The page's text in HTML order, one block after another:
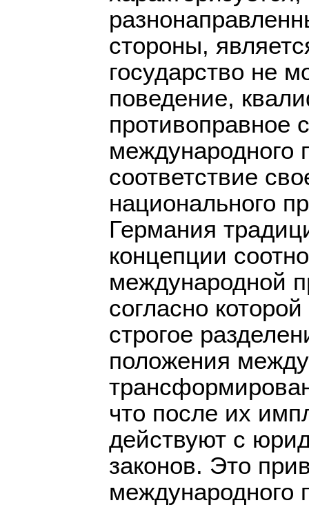
стороны,
государство не
поведение,
противоправное
международного
соответствие
национального
Германия
концепции
международной
согласно
строгое
положения
что после их
действуют с
законов. Это
международного